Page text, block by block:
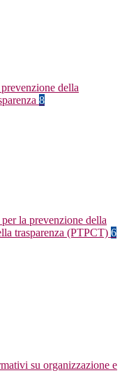
della
8
la prevenzione della
trasparenza (PTPCT) 6
su organizzazione e